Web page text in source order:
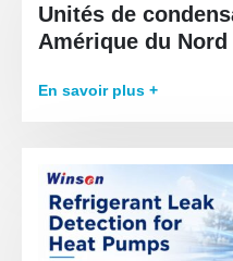
Unités de
Amérique du Nord
En savoir plus +